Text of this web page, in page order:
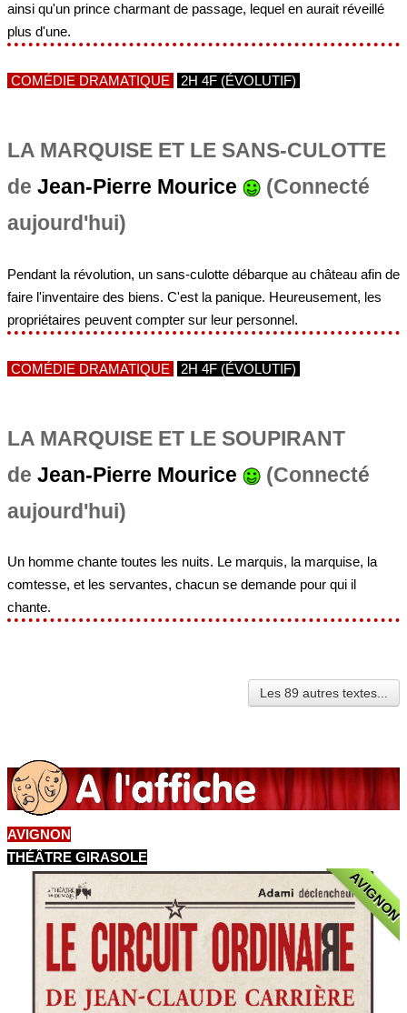
ainsi qu'un prince charmant de passage, lequel en aurait réveillé
plus d'une.
COMÉDIE DRAMATIQUE 2H 4F (ÉVOLUTIF)
LA MARQUISE ET LE SANS-CULOTTE
de Jean-Pierre Mourice
(Connecté
aujourd'hui)
Pendant la révolution, un sans-culotte débarque au château afin de
faire l'inventaire des biens. C'est la panique. Heureusement, les
propriétaires peuvent compter sur leur personnel.
COMÉDIE DRAMATIQUE 2H 4F (ÉVOLUTIF)
LA MARQUISE ET LE SOUPIRANT
de Jean-Pierre Mourice
(Connecté
aujourd'hui)
Un homme chante toutes les nuits. Le marquis, la marquise, la
comtesse, et les servantes, chacun se demande pour qui il
chante.
Les 89 autres textes...
AVIGNON
THÉÂTRE GIRASOLE
AVIGNON